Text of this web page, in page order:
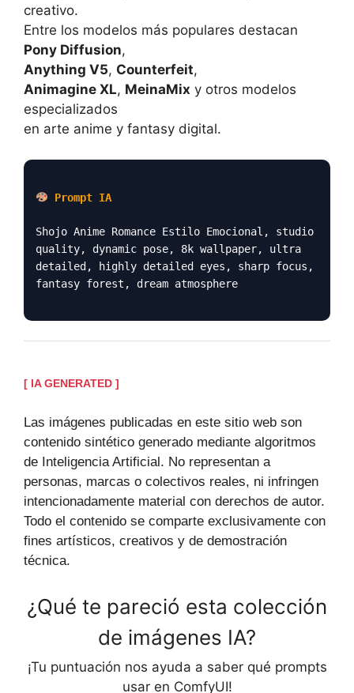
creativo.
Entre los modelos más populares destacan
Pony Diffusion,
Anything V5, Counterfeit,
Animagine XL, MeinaMix y otros modelos
especializados
en arte anime y fantasy digital.
Prompt IA
Shojo Anime Romance Estilo Emocional, studio
quality, dynamic pose, 8k wallpaper, ultra
detailed, highly detailed eyes, sharp focus,
fantasy forest, dream atmosphere
[ IA GENERATED ]
Las imágenes publicadas en este sitio web son
contenido sintético generado mediante algoritmos
de Inteligencia Artificial. No representan a
personas, marcas o colectivos reales, ni infringen
intencionadamente material con derechos de autor.
Todo el contenido se comparte exclusivamente con
fines artísticos, creativos y de demostración
técnica.
¿Qué te pareció esta colección
de imágenes IA?
¡Tu puntuación nos ayuda a saber qué prompts
usar en ComfyUI!